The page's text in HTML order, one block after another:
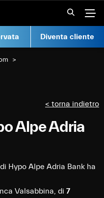
Diventa cliente
< torna indietro
Alpe Adria
Hypo Alpe Adria Bank ha
Valsabbina, di 7